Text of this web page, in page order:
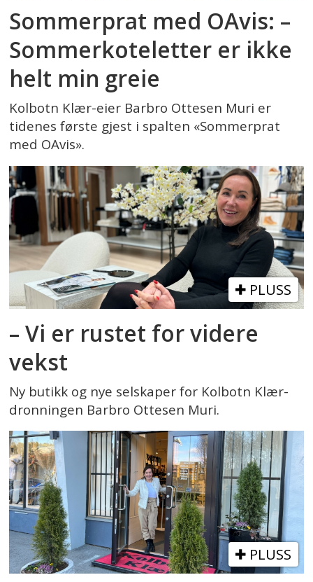
Sommerprat med OAvis: –
Sommerkoteletter er ikke
helt min greie
Kolbotn Klær-eier Barbro Ottesen Muri er
tidenes første gjest i spalten «Sommerprat
med OAvis».
PLUSS
– Vi er rustet for videre
vekst
Ny butikk og nye selskaper for Kolbotn Klær-
dronningen Barbro Ottesen Muri.
PLUSS